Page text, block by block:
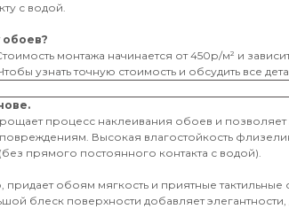
с водой.
монтажа начинается от 450р/м² и
узнать точную стоимость и обсудить все
процесс наклеивания обоев и
Высокая влагостойкость
прямого постоянного контакта с водой).
придает обоям мягкость и приятные
блеск поверхности добавляет